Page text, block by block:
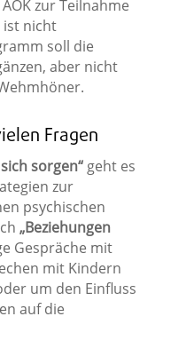
zur Teilnahme
ist nicht
soll die
aber nicht
Fragen
sorgen“geht es
zur
psychischen
„Beziehungen
Gespräche mit
mit Kindern
um den Einfluss
auf die